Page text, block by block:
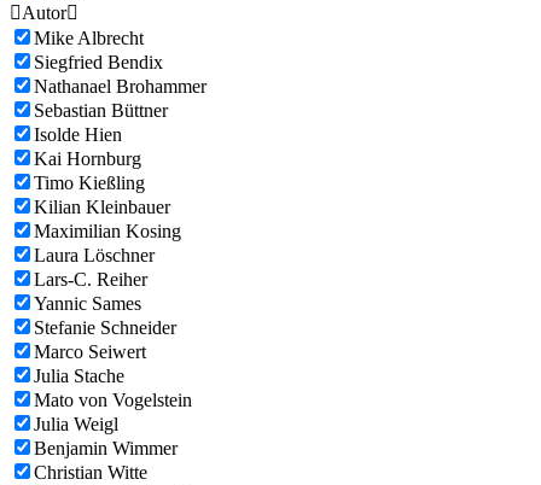
Autor
Mike Albrecht
Siegfried Bendix
Nathanael Brohammer
Sebastian Büttner
Isolde Hien
Kai Hornburg
Timo Kießling
Kilian Kleinbauer
Maximilian Kosing
Laura Löschner
Lars-C. Reiher
Yannic Sames
Stefanie Schneider
Marco Seiwert
Julia Stache
Mato von Vogelstein
Julia Weigl
Benjamin Wimmer
Christian Witte